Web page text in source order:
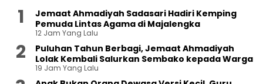
Jemaat Ahmadiyah Sadasari Hadiri Kemping
Pemuda Lintas Agama di Majalengka
12 Jam Yang Lalu
Puluhan Tahun Berbagi, Jemaat Ahmadiyah
Lolak Kembali Salurkan Sembako kepada Warga
19 Jam Yang Lalu